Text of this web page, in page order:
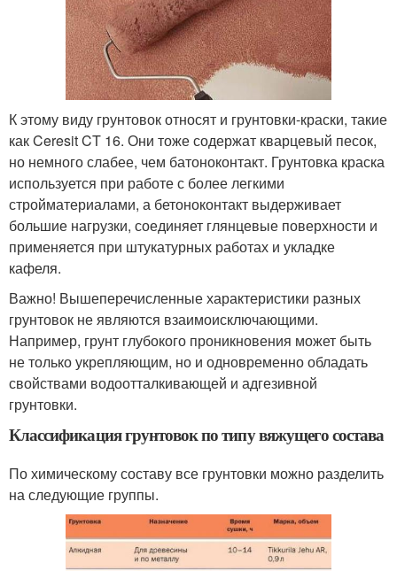
К этому виду грунтовок относят и грунтовки-краски, такие
как Ceresit CT 16. Они тоже содержат кварцевый песок,
но немного слабее, чем батоноконтакт. Грунтовка краска
используется при работе с более легкими
стройматериалами, а бетоноконтакт выдерживает
большие нагрузки, соединяет глянцевые поверхности и
применяется при штукатурных работах и укладке
кафеля.
Важно! Вышеперечисленные характеристики разных
грунтовок не являются взаимоисключающими.
Например, грунт глубокого проникновения может быть
не только укрепляющим, но и одновременно обладать
свойствами водоотталкивающей и адгезивной
грунтовки.
Классификация грунтовок по типу вяжущего состава
По химическому составу все грунтовки можно разделить
на следующие группы.